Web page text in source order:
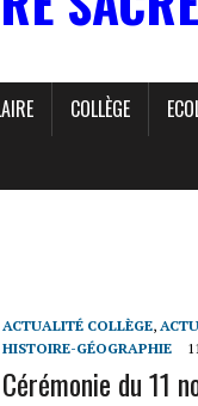
COLLÈGE
ACTUALITÉ COLLÈGE,
HISTOIRE-GÉOGRAPHIE
Cérémonie du 11